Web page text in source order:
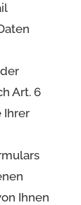
Art. 6
Ihrer
Ihnen